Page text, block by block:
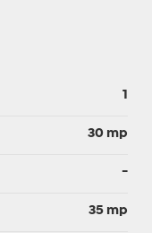
1
30 mp
-
35 mp